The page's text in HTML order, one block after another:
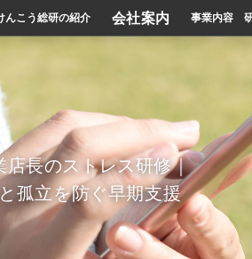
んこう総研の紹介 会社案内 事業内容
店長のストレス研修｜
孤立を防ぐ早期支援